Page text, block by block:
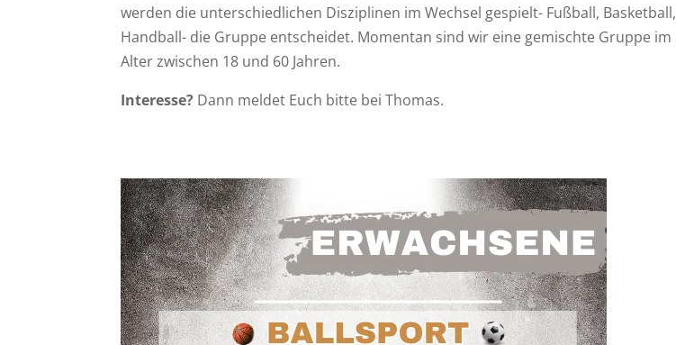
werden die unterschiedlichen Disziplinen im Wechsel gespielt- Fußball, Basketball,
Handball- die Gruppe entscheidet. Momentan sind wir eine gemischte Gruppe im
Alter zwischen 18 und 60 Jahren.
Interesse? Dann meldet Euch bitte bei Thomas.